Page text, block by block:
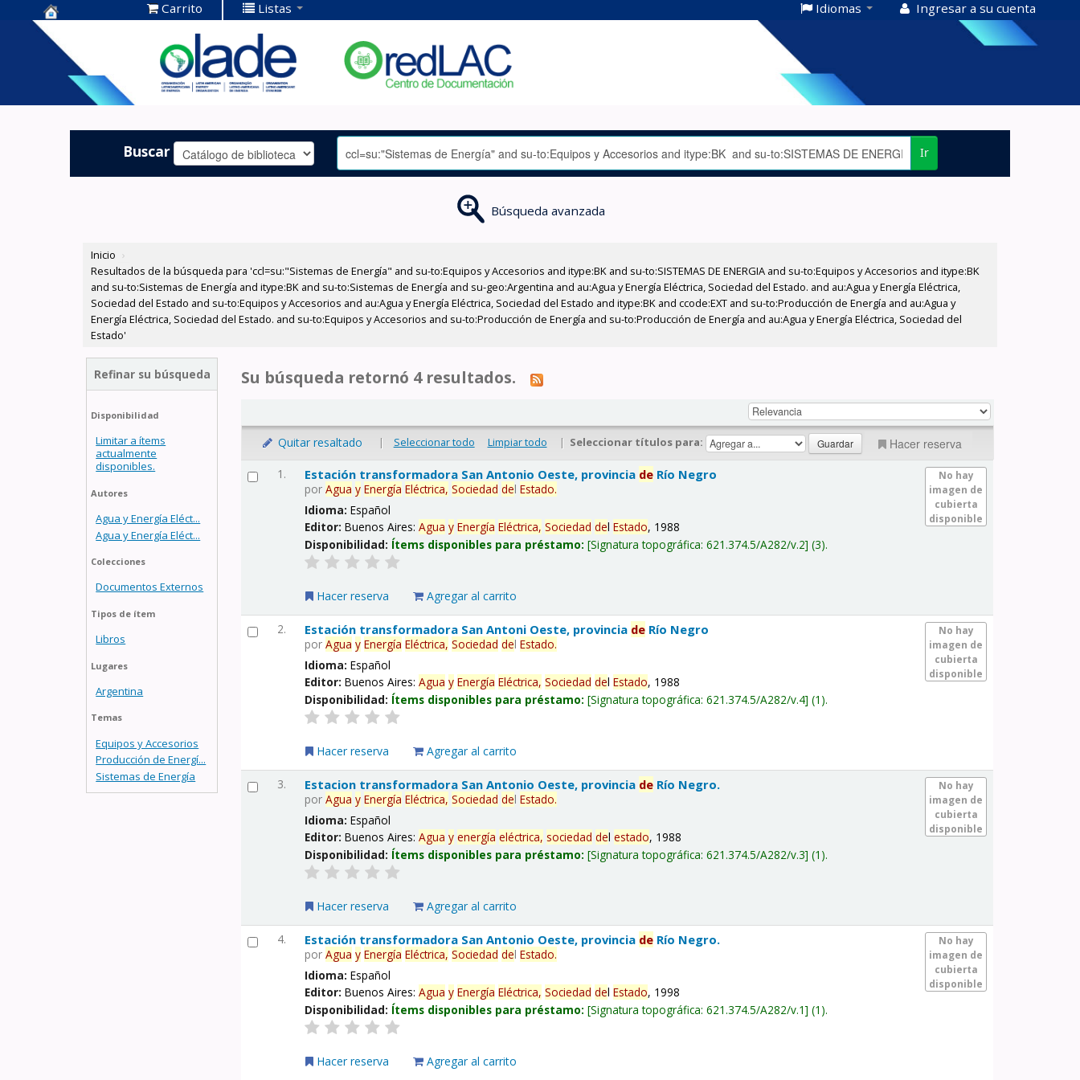
Centro de
Documentación
OLADE -
Carrito Listas Idiomas Ingresar a su cuenta
Buscar Ir
Búsqueda avanzada
Inicio ›
Resultados de la búsqueda para 'ccl=su:"Sistemas de Energía" and su-to:Equipos y Accesorios and itype:BK and su-to:SISTEMAS DE ENERGIA and su-to:Equipos y Accesorios and itype:BK
and su-to:Sistemas de Energía and itype:BK and su-to:Sistemas de Energía and su-geo:Argentina and au:Agua y Energía Eléctrica, Sociedad del Estado. and au:Agua y Energía Eléctrica,
Sociedad del Estado and su-to:Equipos y Accesorios and au:Agua y Energía Eléctrica, Sociedad del Estado and itype:BK and ccode:EXT and su-to:Producción de Energía and au:Agua y
Energía Eléctrica, Sociedad del Estado. and su-to:Equipos y Accesorios and su-to:Producción de Energía and su-to:Producción de Energía and au:Agua y Energía Eléctrica, Sociedad del
Estado'
Refinar su búsqueda
Disponibilidad
Limitar a ítems
actualmente
disponibles.
Autores
Agua y Energía Eléct...
Agua y Energía Eléct...
Colecciones
Documentos Externos
Tipos de ítem
Libros
Lugares
Argentina
Temas
Equipos y Accesorios
Producción de Energí...
Sistemas de Energía
Su búsqueda retornó 4 resultados.
Quitar resaltado | Seleccionar todo Limpiar todo | Seleccionar títulos para: Hacer reserva
1.
No hay
imagen de
cubierta
disponible
Estación transformadora San Antonio Oeste, provincia de Río Negro
porAgua y Energía Eléctrica, Sociedad delEstado.
Idioma:Español
Editor:Buenos Aires:Agua y Energía Eléctrica, Sociedad delEstado, 1988
Disponibilidad: Ítems disponibles para préstamo: Signatura topográfica:621.374.5/A282/v.2 (3).
Hacer reserva Agregar al carrito
2.
No hay
imagen de
cubierta
disponible
Estación transformadora San Antoni Oeste, provincia de Río Negro
porAgua y Energía Eléctrica, Sociedad delEstado.
Idioma:Español
Editor:Buenos Aires:Agua y Energía Eléctrica, Sociedad delEstado, 1988
Disponibilidad: Ítems disponibles para préstamo: Signatura topográfica:621.374.5/A282/v.4 (1).
Hacer reserva Agregar al carrito
3.
No hay
imagen de
cubierta
disponible
Estacion transformadora San Antonio Oeste, provincia de Río Negro.
porAgua y Energía Eléctrica, Sociedad delEstado.
Idioma:Español
Editor:Buenos Aires:Agua y energía eléctrica, sociedad delestado, 1988
Disponibilidad: Ítems disponibles para préstamo: Signatura topográfica:621.374.5/A282/v.3 (1).
Hacer reserva Agregar al carrito
4.
No hay
imagen de
cubierta
disponible
Estación transformadora San Antonio Oeste, provincia de Río Negro.
porAgua y Energía Eléctrica, Sociedad delEstado.
Idioma:Español
Editor:Buenos Aires:Agua y Energía Eléctrica, Sociedad delEstado, 1998
Disponibilidad: Ítems disponibles para préstamo: Signatura topográfica:621.374.5/A282/v.1 (1).
Hacer reserva Agregar al carrito